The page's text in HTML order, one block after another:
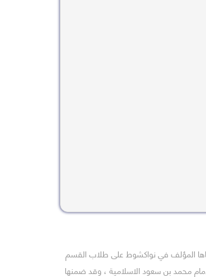
المؤلف في نواكشوط على طلاب القسم
محمد بن سعود الاسلامية ، وقد ضمنها